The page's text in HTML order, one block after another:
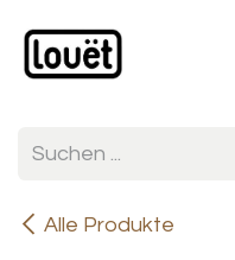
Alle Produkte